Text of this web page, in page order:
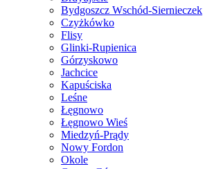
Bydgoszcz Wschód-Siernieczek
Czyżkówko
Flisy
Glinki-Rupienica
Górzyskowo
Jachcice
Kapuściska
Leśne
Łęgnowo
Łęgnowo Wieś
Miedzyń-Prądy
Nowy Fordon
Okole